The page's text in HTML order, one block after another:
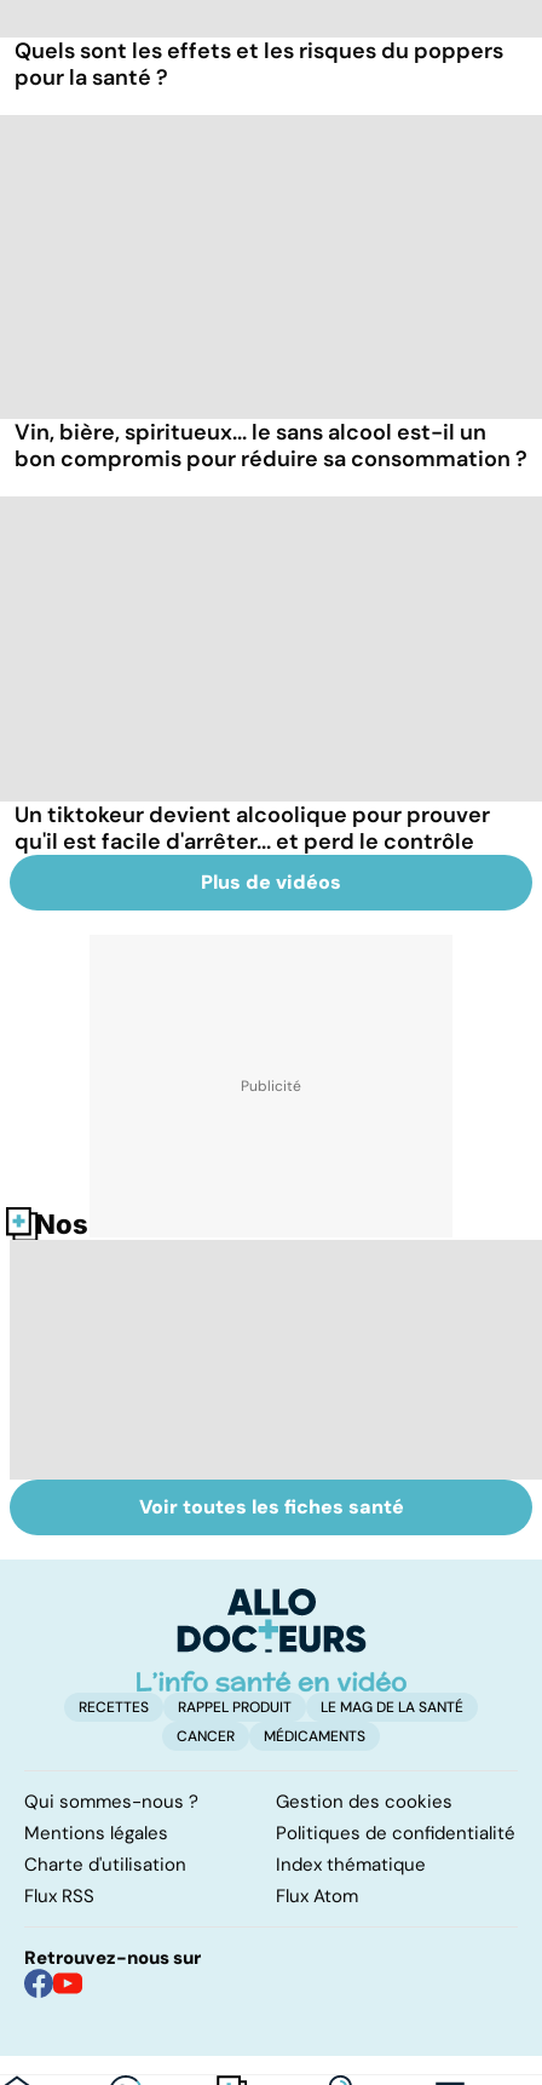
Quels sont les effets et les risques du poppers
pour la santé ?
Vin, bière, spiritueux... le sans alcool est-il un
bon compromis pour réduire sa consommation ?
Un tiktokeur devient alcoolique pour prouver
qu'il est facile d'arrêter... et perd le contrôle
Plus de vidéos
Nos fiches santé
Les méthodes
qui fonctionnent
Faire du sport à
domicile, c'est
Voir toutes les fiches santé
RECETTES RAPPEL PRODUIT
LE MAG DE LA SANTÉ
CANCER
MÉDICAMENTS
Qui sommes-nous ?
Gestion des cookies
Mentions légales
Politiques de confidentialité
Charte d'utilisation
Index thématique
Flux RSS
Flux Atom
Retrouvez-nous sur